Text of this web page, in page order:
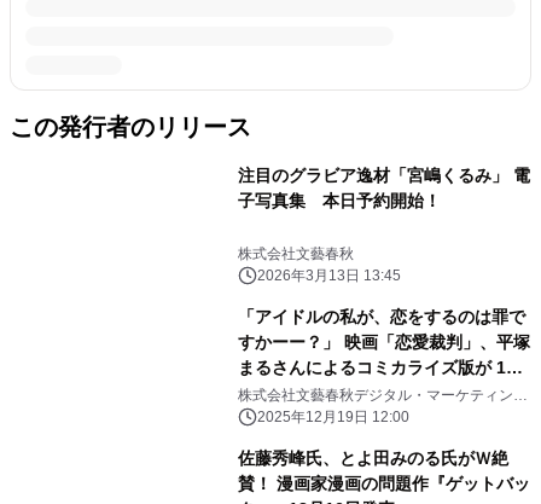
この発行者のリリース
注目のグラビア逸材「宮嶋くるみ」 電
子写真集 本日予約開始！
株式会社文藝春秋
2026年3月13日 13:45
「アイドルの私が、恋をするのは罪で
すかーー？」 映画「恋愛裁判」、平塚
まるさんによるコミカライズ版が 12
月19日（金）より「ピッコマ」にて先
行配信開始！
株式会社文藝春秋デジタル・マーケティング
部 2025年12月19日 12:00
佐藤秀峰氏、とよ田みのる氏がＷ絶
賛！ 漫画家漫画の問題作『ゲットバッ